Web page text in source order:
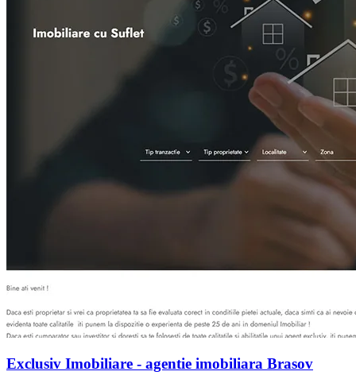
Exclusiv Imobiliare - agentie imobiliara Brasov